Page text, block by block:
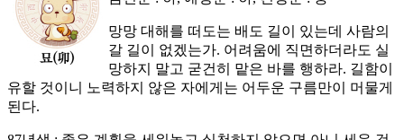
망망 대해를 떠도는 배도 길이 있는데 사람의
갈 길이 없겠는가. 어려움에 직면하더라도 실
망하지 말고 굳건히 맡은 바를 행하라. 길함이
유할 것이니 노력하지 않은 자에게는 어두운 구름만이 머물게
된다.